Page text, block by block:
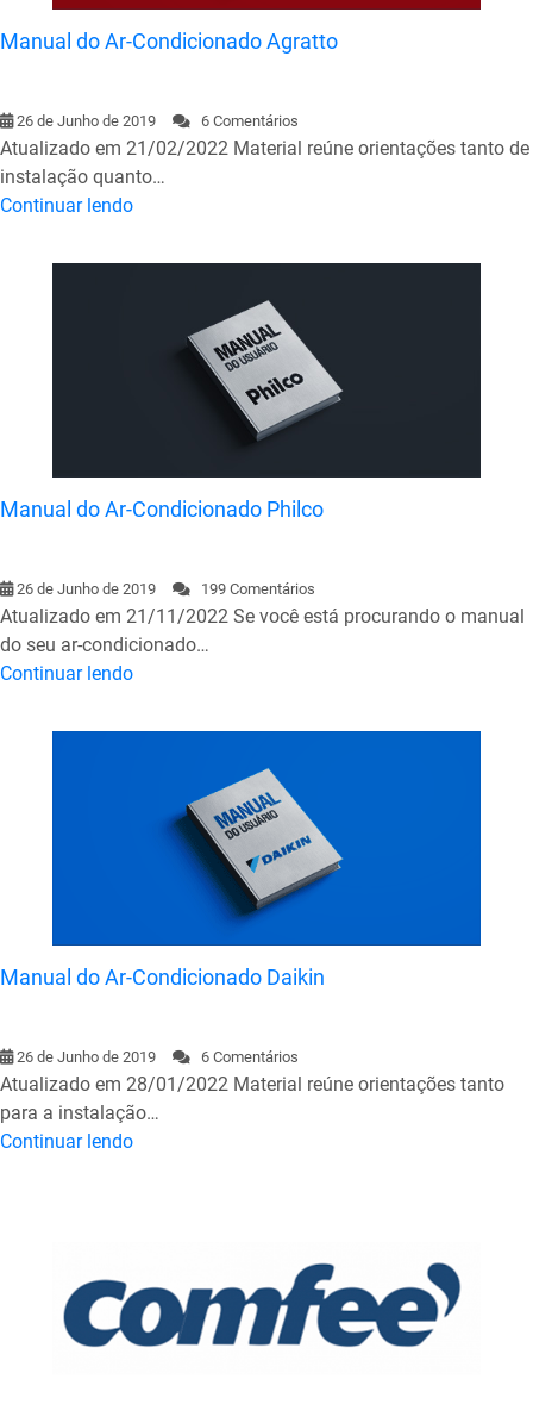
Manual do Ar-Condicionado Agratto
26 de Junho de 2019 6 Comentários
Atualizado em 21/02/2022 Material reúne orientações tanto de
instalação quanto…
Continuar lendo
Manual do Ar-Condicionado Philco
26 de Junho de 2019 199 Comentários
Atualizado em 21/11/2022 Se você está procurando o manual
do seu ar-condicionado…
Continuar lendo
Manual do Ar-Condicionado Daikin
26 de Junho de 2019 6 Comentários
Atualizado em 28/01/2022 Material reúne orientações tanto
para a instalação…
Continuar lendo